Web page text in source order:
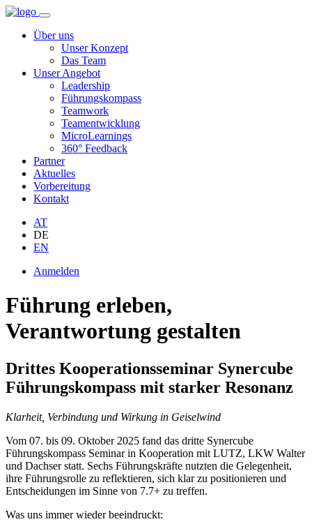
Über uns
Unser Konzept
Das Team
Unser Angebot
Leadership
Führungskompass
Teamwork
Teamentwicklung
MicroLearnings
360° Feedback
Partner
Aktuelles
Vorbereitung
Kontakt
AT
DE
EN
Anmelden
Führung erleben,
Verantwortung gestalten
Drittes Kooperationsseminar Synercube
Führungskompass mit starker Resonanz
Klarheit, Verbindung und Wirkung in Geiselwind
Vom 07. bis 09. Oktober 2025 fand das dritte Synercube
Führungskompass Seminar in Kooperation mit LUTZ, LKW Walter
und Dachser statt. Sechs Führungskräfte nutzten die Gelegenheit,
ihre Führungsrolle zu reflektieren, sich klar zu positionieren und
Entscheidungen im Sinne von 7.7+ zu treffen.
Was uns immer wieder beeindruckt: